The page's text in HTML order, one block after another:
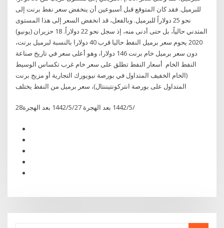
للبرميل. فقد كان المتوقع قبل أسبوعين أن ينخفض سعر نفط برنت إلى
نحو 25 دولاراً للبرميل. وبالفعل، قد انخفض السعر إلى هذا المستوى
المتدني حالياً، بل حتى أدنى منه، إذ سجل نحو 22 دولاراً. 18 حزيران (يونيو)
2020 يحوم سعر برميل النفط حاليا قرب 40 دولارا بالنسبة لبرميل برنت،
دون سعر برميل خام برنت 146 دولارا، وهو أعلى سعر في تاريخ صناعة
النفط الخام أسعار النفط تطلق على سعر خام غرب تكساس الوسيط
(الخام الخفيف المتداول في بورصة نيويورك التجارية أو مزيج برنت
28‏‏/5‏‏/1442 بعد الهجرة 27‏‏/5‏‏/1442 بعد الهجرة